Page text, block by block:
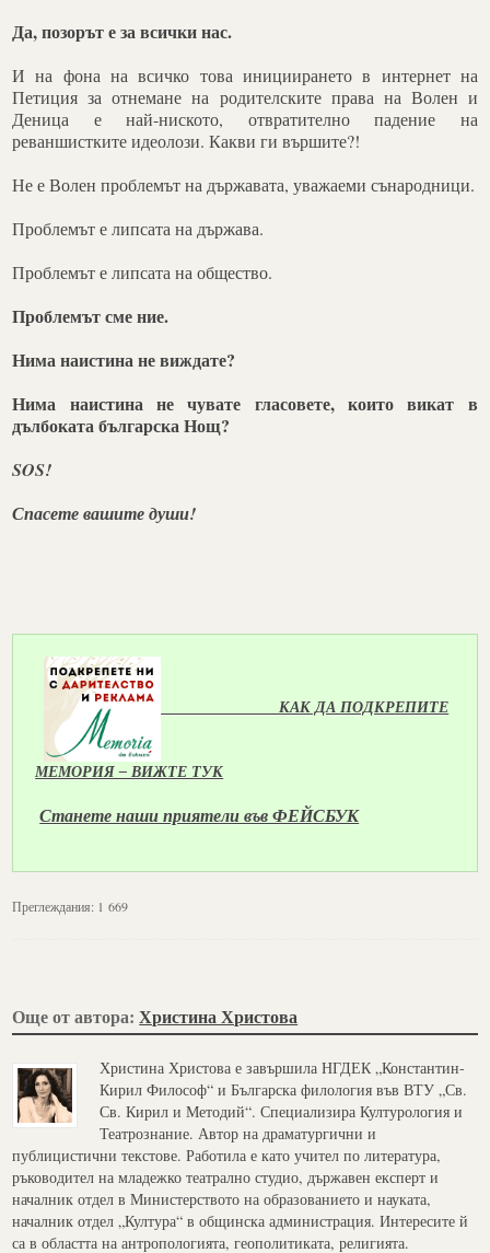
Да, позорът е за всички нас.
И на фона на всичко това инициирането в интернет на
Петиция за отнемане на родителските права на Волен и
Деница е най-ниското, отвратително падение на
реваншистките идеолози. Какви ги вършите?!
Не е Волен проблемът на държавата, уважаеми сънародници.
Проблемът е липсата на държава.
Проблемът е липсата на общество.
Проблемът сме ние.
Нима наистина не виждате?
Нима наистина не чувате гласовете, които викат в
дълбоката българска Нощ?
SOS!
Спасете вашите души!
КАК ДА ПОДКРЕПИТЕ
МЕМОРИЯ – ВИЖТЕ ТУК
Станете наши приятели във ФЕЙСБУК
Преглеждания: 1 669
Още от автора:Христина Христова
Христина Христова е завършила НГДЕК „Константин-
Кирил Философ“ и Българска филология във ВТУ „Св.
Св. Кирил и Методий“. Специализира Културология и
Театрознание. Автор на драматургични и
публицистични текстове. Работила е като учител по литература,
ръководител на младежко театрално студио, държавен експерт и
началник отдел в Министерството на образованието и науката,
началник отдел „Култура“ в общинска администрация. Интересите й
са в областта на антропологията, геополитиката, религията.